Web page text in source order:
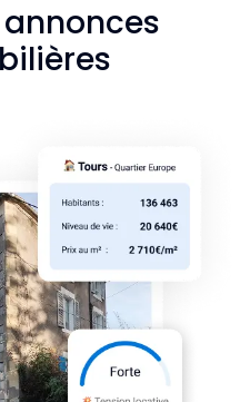
annonces